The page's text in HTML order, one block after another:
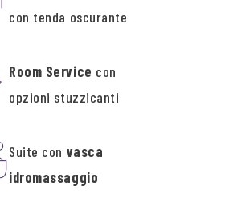
con tenda oscurante
Room Service con
opzioni stuzzicanti
Suite con vasca
idromassaggio